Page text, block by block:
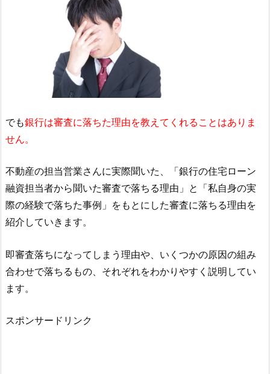
でも銀行は審査に落ちた理由を教えてくれることはありま
せん。
不動産の担当営業さんに実際聞いた、「銀行の住宅ローン
融資担当者から聞いた審査で落ちる理由」と「私自身の実
際の経験で落ちた事例」をもとにした審査に落ちる理由を
紹介していきます。
即審査落ちになってしまう理由や、いくつかの原因の組み
合わせで落ちるもの、それぞれをわかりやすく説明してい
ます。
スポンサードリンク